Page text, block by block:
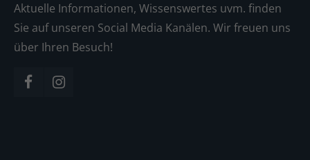
Aktuelle Informationen, Wissenswertes uvm. finden
Sie auf unseren Social Media Kanälen. Wir freuen uns
über Ihren Besuch!